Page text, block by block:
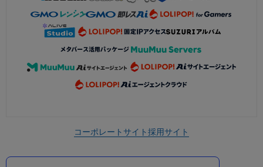
コーポレートサイト採用サイト